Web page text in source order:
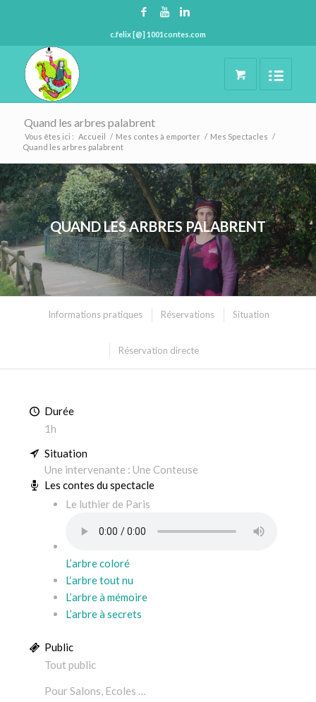
c.felix [@] 1001contes.com
Quand les arbres palabrent
Vous êtes ici : Accueil / Mes contes à emporter / Mes Spectacles /
Quand les arbres palabrent
QUAND LES ARBRES PALABRENT
Informations pratiques Réservations Situation
Réservation directe
Durée
1h
Situation
Une intervenante : Une Conteuse
Les contes du spectacle
Le luthier de Paris
L’arbre coloré
L‘arbre tout nu
L’arbre à mémoire
L’arbre à secrets
Public
Tout public
Pour Salons, Ecoles …